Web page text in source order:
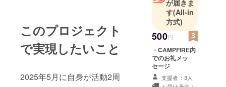
このプロジェクト
で実現したいこと
2025年5月に自身が活動2周
が届きま
す(All-in
方式)
500円
・CAMPFIRE内
でのお礼メッ
セージ
支援者：3人